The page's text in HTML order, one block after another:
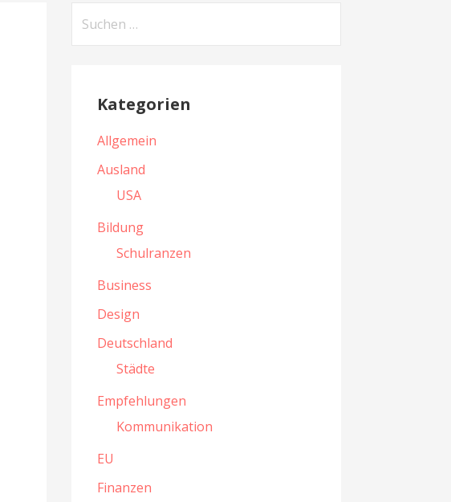
Kategorien
Allgemein
Ausland
USA
Bildung
Schulranzen
Business
Design
Deutschland
Städte
Empfehlungen
Kommunikation
EU
Finanzen